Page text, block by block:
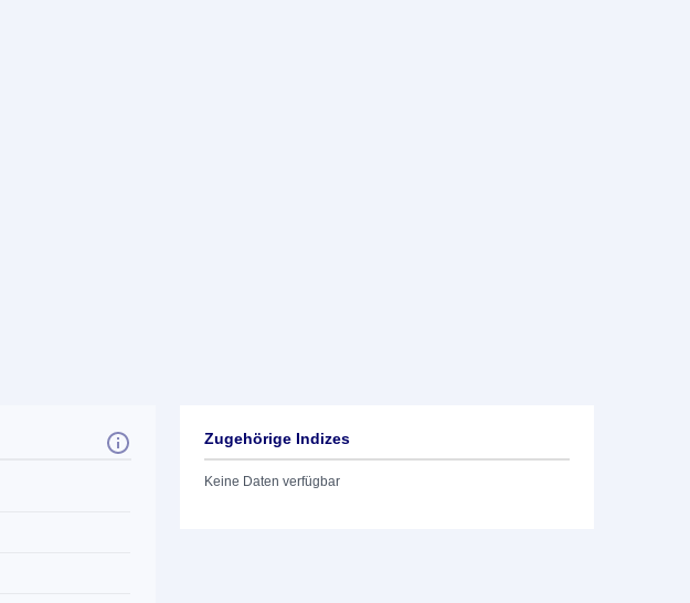
Zugehörige Indizes
Keine Daten verfügbar